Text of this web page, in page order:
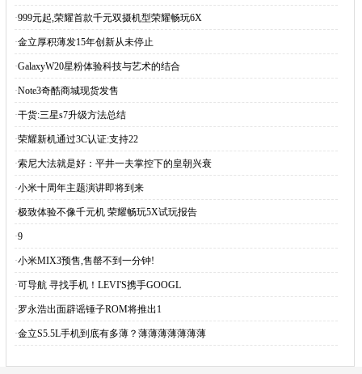
·999元起,荣耀首款千元双摄机型荣耀畅玩6X
·金立厚积薄发15年创新从未停止
·GalaxyW20星粉体验科技与艺术的结合
·Note3奇酷商城现货发售
·干货:三星s7升级方法总结
·荣耀新机通过3C认证:支持22
·索尼大法就是好：平井一夫掌控下的皇朝兴衰
·小米十周年主题演讲即将到来
·极致体验不像千元机 荣耀畅玩5X试玩报告
·9
·小米MIX3预售,售罄不到一分钟!
·可导航 寻找手机！LEVI'S携手GOOGL
·罗永浩出面辟谣锤子ROM将推出1
·金立S5.5L手机到底有多薄？薄薄薄薄薄薄薄